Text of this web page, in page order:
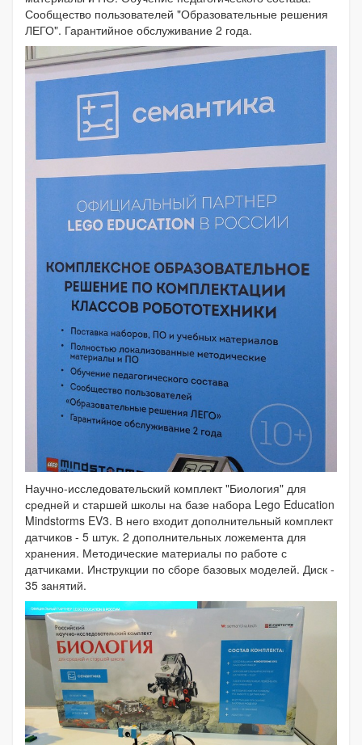
Сообщество пользователей "Образовательные решения
ЛЕГО". Гарантийное обслуживание 2 года.
Научно-исследовательский комплект "Биология" для
средней и старшей школы на базе набора Lego Education
Mindstorms EV3. В него входит дополнительный комплект
датчиков - 5 штук. 2 дополнительных ложемента для
хранения. Методические материалы по работе с
датчиками. Инструкции по сборе базовых моделей. Диск -
35 занятий.